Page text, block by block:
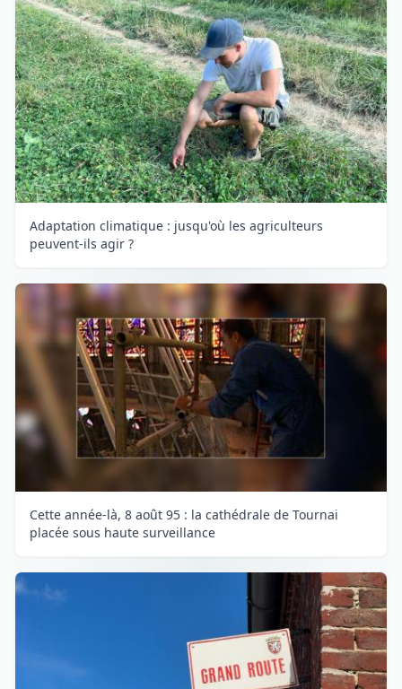
Adaptation climatique : jusqu'où les agriculteurs
peuvent-ils agir ?
Cette année-là, 8 août 95 : la cathédrale de Tournai
placée sous haute surveillance